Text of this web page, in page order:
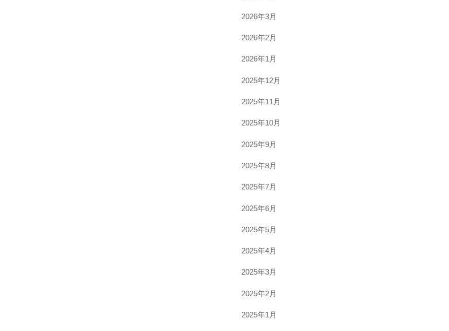
2026年3月
2026年2月
2026年1月
2025年12月
2025年11月
2025年10月
2025年9月
2025年8月
2025年7月
2025年6月
2025年5月
2025年4月
2025年3月
2025年2月
2025年1月